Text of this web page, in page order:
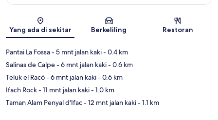
Peta
Yang ada di sekitar Berkeliling Restoran
Pantai La Fossa- 5 mnt jalan kaki- 0.4 km
Salinas de Calpe- 6 mnt jalan kaki- 0.6 km
Teluk el Racó- 6 mnt jalan kaki- 0.6 km
Ifach Rock- 11 mnt jalan kaki- 1.0 km
Taman Alam Penyal d'Ifac- 12 mnt jalan kaki- 1.1 km